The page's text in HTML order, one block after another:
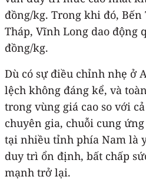
đồng/kg. Trong khi đó,
Tháp, Vĩnh Long dao động
đồng/kg.
Dù có sự điều chỉnh nhẹ ở
lệch không đáng kể, và
trong vùng giá cao so với
chuyên gia, chuỗi cung
tại nhiều tỉnh phía Nam là
duy trì ổn định, bất chấp
mạnh trở lại.